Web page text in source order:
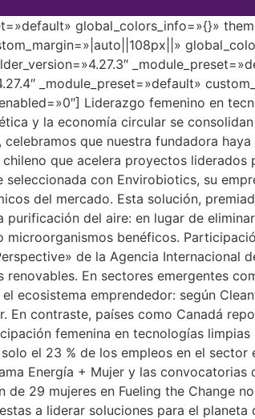
global_colors_info=»{}»
_module_preset=»default»
Liderazgo femenino en
y la economía circular se
que nuestra fundadora
que acelera proyectos liderados
con Envirobiotics, su
del mercado. Esta solución,
del aire: en lugar de
benéficos.
de la Agencia Internacional
En sectores emergentes
ecosistema emprendedor: según
contraste, países como Canadá
femenina en tecnologías
el 23 % de los empleos en el sector
Energía + Mujer y las convocatorias
29 mujeres en Fueling the Change
a liderar soluciones para el